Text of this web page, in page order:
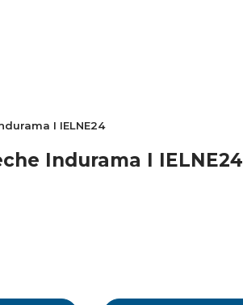
I IELNE24
Indurama I IELNE24